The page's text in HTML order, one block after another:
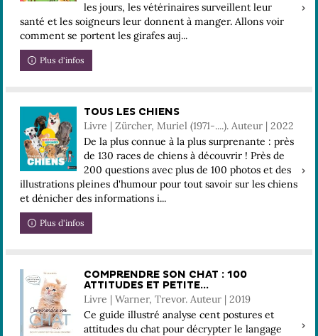
les jours, les vétérinaires surveillent leur
santé et les soigneurs leur donnent à manger. Allons voir
comment se portent les girafes auj...
Plus d'infos
TOUS LES CHIENS
Livre | Zürcher, Muriel (1971-....). Auteur | 2022
De la plus connue à la plus surprenante : près
de 130 races de chiens à découvrir ! Près de
200 questions avec plus de 100 photos et des
illustrations pleines d'humour pour tout savoir sur les chiens
et dénicher des informations i...
Plus d'infos
COMPRENDRE SON CHAT : 100
ATTITUDES ET PETITE...
Livre | Warner, Trevor. Auteur | 2019
Ce guide illustré analyse cent postures et
attitudes du chat pour décrypter le langage